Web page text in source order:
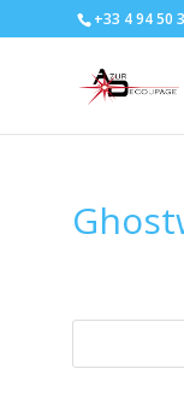
+33 4 94 50